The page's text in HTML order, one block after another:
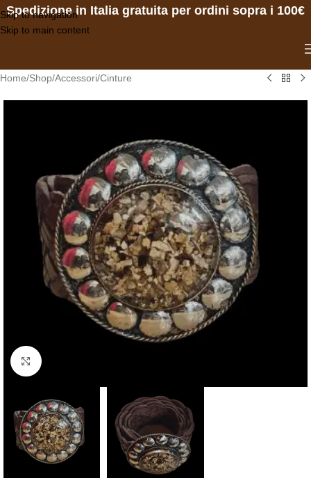
Skip to navigation
Skip to main content
Spedizione in Italia gratuita per ordini sopra i 100€
Home/Shop/Accessori/Cinture
Click to enlarge